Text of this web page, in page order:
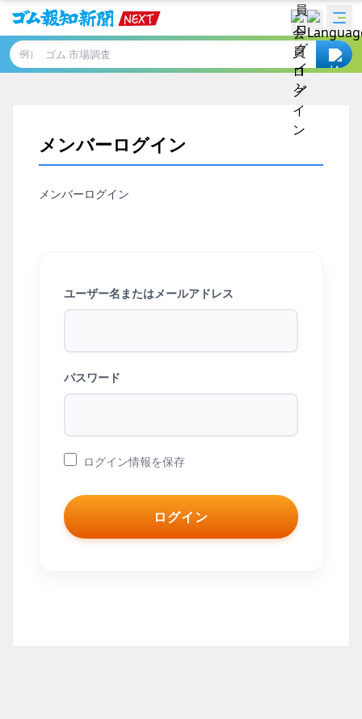
例）
メンバーログイン
メンバーログイン
ユーザー名またはメールアドレス
パスワード
ログイン情報を保存